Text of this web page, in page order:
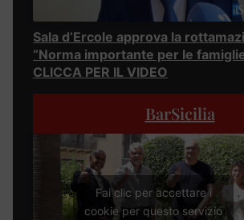
Sala d’Ercole approva la
“Norma importante per le
CLICCA PER IL VIDEO
BarSicilia
Fai clic per accettare i
cookie per questo servizio